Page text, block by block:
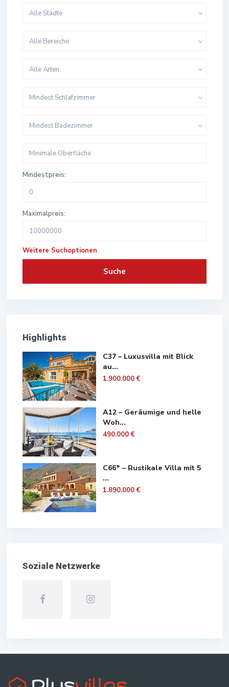
Alle Städte
Alle Bereiche
Alle Arten
Mindest Schlafzimmer
Mindest Badezimmer
Mindestpreis:
Maximalpreis:
Weitere Suchoptionen
Suche
Highlights
C37 – Luxusvilla mit Blick
au...
1.900.000 €
A12 – Geräumige und helle
Woh...
490.000 €
C66* – Rustikale Villa mit 5
...
1.890.000 €
Soziale Netzwerke